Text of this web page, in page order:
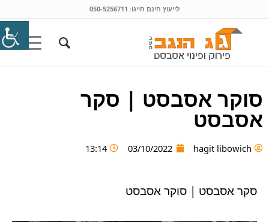
לייעוץ חינם חייגו: 050-5256711
סוקר אסבסט | סקר
אסבסט
hagit libowich
03/10/2022
13:14
סקר אסבסט | סוקר אסבסט